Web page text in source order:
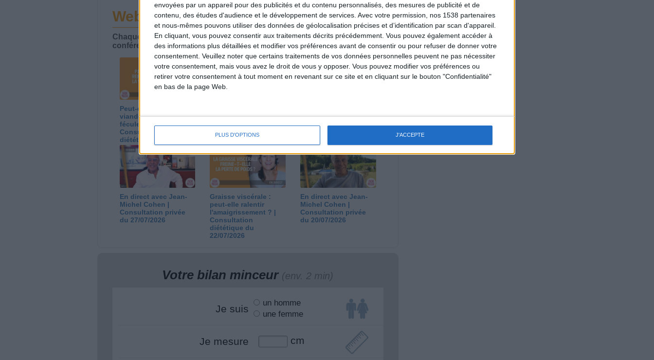
envoyées par un appareil pour des publicités et du contenu personnalisés, des mesures de publicité et de
contenu, des études d'audience et le développement de services. Avec votre permission, nos 1538 partenaires
et nous-mêmes pouvons utiliser des données de géolocalisation précises et d’identification par scan d'appareil.
En cliquant, vous pouvez consentir aux traitements décrits précédemment. Vous pouvez également accéder à
des informations plus détaillées et modifier vos préférences avant de consentir ou pour refuser de donner votre
consentement. Veuillez noter que certains traitements de vos données personnelles peuvent ne pas nécessiter
votre consentement, mais vous avez le droit de vous y opposer. Vous pouvez modifier vos préférences ou
retirer votre consentement à tout moment en revenant sur ce site et en cliquant sur le bouton "Confidentialité"
en bas de la page Web.
PLUS D'OPTIONS J'ACCEPTE
Webinaires en direct Voir tout
Chaque semaine, posez vos questions en live en participant à des vidéo-
conférences avec Jean-Michel et les diététiciennes du programme.
Peut-on remplacer la
viande par des
féculents ?
Consultation
diététique du
05/08/2026
calories est-il trop
copieux ?
Consultation
03/08/2026
dernier kilo avant la
stabilisation ? |
29/07/2026
En direct avec Jean-
Michel Cohen |
Consultation privée
du 27/07/2026
Graisse viscérale :
peut-elle ralentir
l'amaigrissement ? |
Consultation
diététique du
22/07/2026
En direct avec Jean-
Michel Cohen |
Consultation privée
du 20/07/2026
Votre bilan minceur (env. 2 min)
Je suis
un homme
une femme
Je mesure cm